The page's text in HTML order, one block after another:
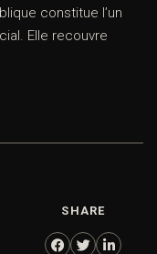
constitue l’un
Elle recouvre
SHARE